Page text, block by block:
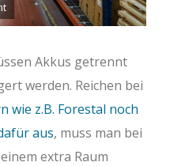
Akkus getrennt
werden. Reichen bei
wie z.B. Forestal noch
aus, muss man bei
extra Raum